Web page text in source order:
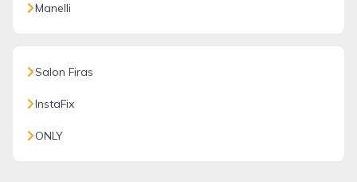
Manelli
Salon Firas
InstaFix
ONLY